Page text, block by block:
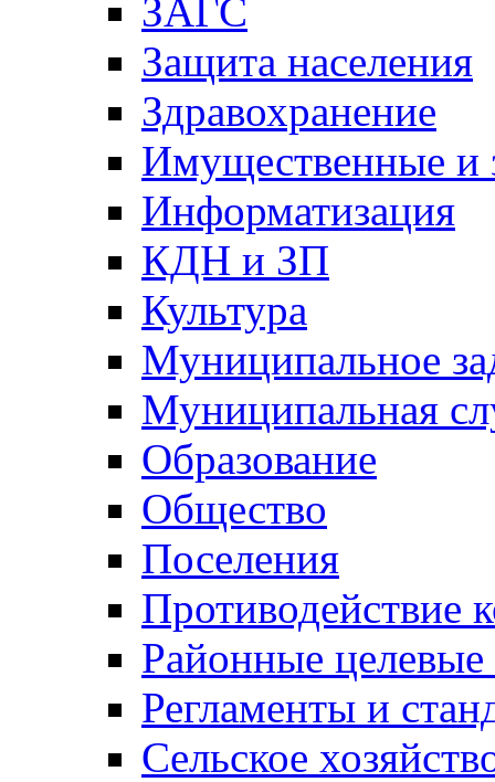
ЗАГС
Защита населения
Здравохранение
Имущественные и
Информатизация
КДН и ЗП
Культура
Муниципальное
Муниципальная
Образование
Общество
Поселения
Противодействие
Районные
Регламенты и
Сельское